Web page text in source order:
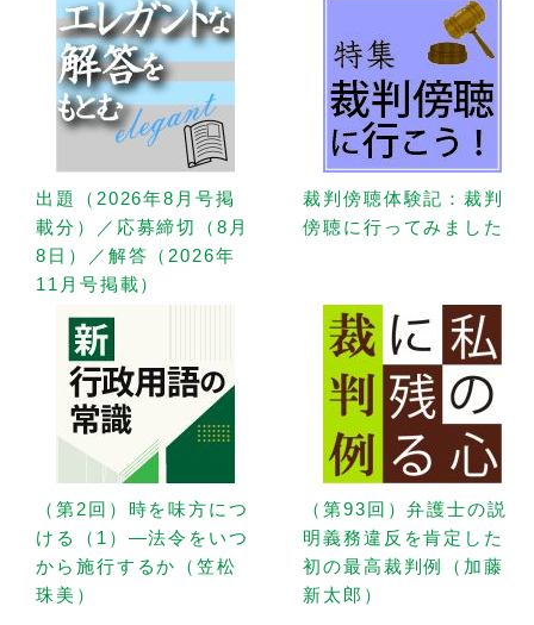
出題（2026年8月号掲
載分）／応募締切（8月
8日）／解答（2026年
11月号掲載）
裁判傍聴体験記：裁判
傍聴に行ってみました
（第2回）時を味方につ
ける（1）—法令をいつ
から施行するか（笠松
珠美）
（第93回）弁護士の説
明義務違反を肯定した
初の最高裁判例（加藤
新太郎）